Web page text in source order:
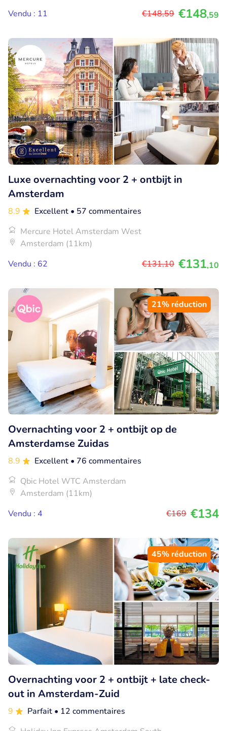
Vendu : 11
€148,59 €148,59
Luxe overnachting voor 2 + ontbijt in
Amsterdam
8.9 Excellent • 57 commentaires
Mercure Hotel Amsterdam West
Amsterdam (11km)
Vendu : 62
€131,10 €131,10
21% réduction
Overnachting voor 2 + ontbijt op de
Amsterdamse Zuidas
8.9 Excellent • 76 commentaires
Qbic Hotel WTC Amsterdam
Amsterdam (11km)
Vendu : 4
€169 €134
45% réduction
Overnachting voor 2 + ontbijt + late check-
out in Amsterdam-Zuid
9 Parfait • 12 commentaires